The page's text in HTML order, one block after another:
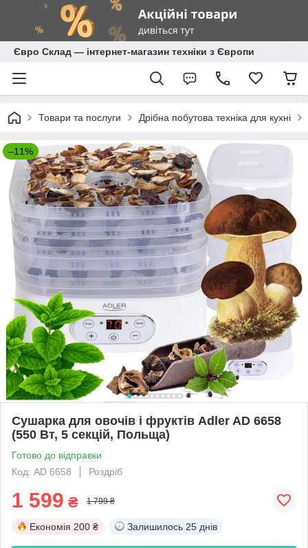
Євро Склад — інтернет-магазин техніки з Європи
Товари та послуги Дрібна побутова техніка для кухні
–11%
Сушарка для овочів і фруктів Adler AD 6658
(550 Вт, 5 секцій, Польща)
Готово до відправки
Код: AD 6658
Роздріб
1 599 ₴ 1 799 ₴
Економія 200 ₴ Залишилось 25 днів